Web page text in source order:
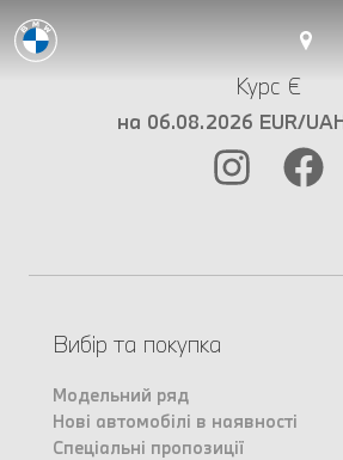
Курс €
на 06.08.2026 EUR/
Вибір та покупка
Модельний ряд
Нові автомобілі в наявності
Спеціальні пропозиції